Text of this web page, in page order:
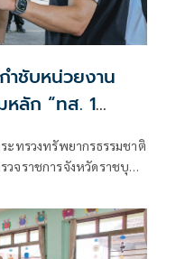
ำชับหน่วยงาน
หลัก “ทส. 1
–น้ำ–มลพิษ อย่าง
ะทรวงทรัพยากรธรรมชาติ
จราชการจังหวัดราชบุรี
ในพื้นที่ พร้อมมอบนโยบาย
มชาติ สิ่งแวดล้อม